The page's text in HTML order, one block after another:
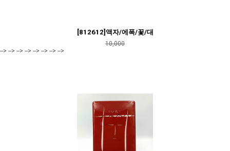
[812612]액자/에폭/꽃/대
10,000
--> --> --> --> --> --> --> -->